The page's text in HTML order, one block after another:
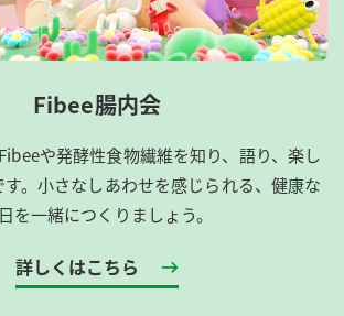
Fibee腸内会
や発酵性食物繊維を知り、語り、楽し
。​小さなしあわせを感じられる、健康な
を一緒につくりましょう。
詳しくはこちら